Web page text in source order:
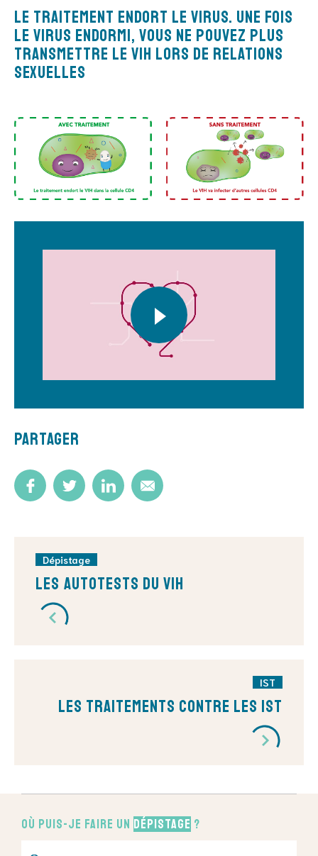
Où puis-je faire un dépistage ?
Le traitement endort le virus. Une fois
le virus endormi, vous ne pouvez plus
transmettre le VIH lors de relations
sexuelles
Partager
Dépistage
Les autotests du VIH
IST
Les traitements contre les IST